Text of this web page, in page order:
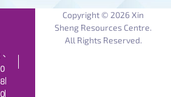
Copyright © 2026 Xin
Sheng Resources Centre.
All Rights Reserved.